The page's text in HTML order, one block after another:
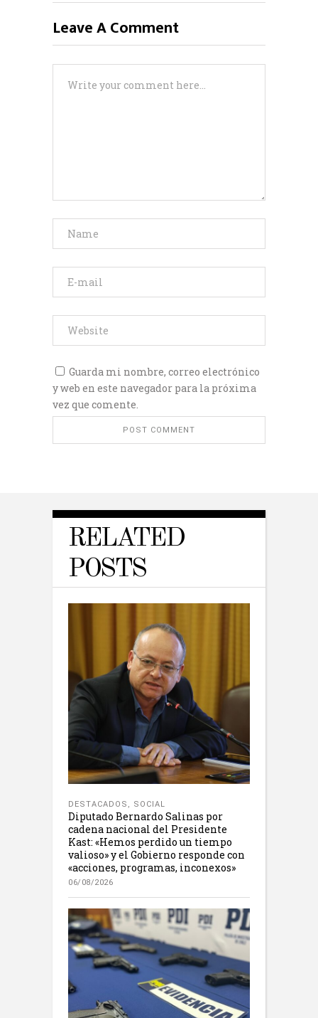
Leave A Comment
Guarda mi nombre, correo electrónico
y web en este navegador para la próxima
vez que comente.
RELATED
POSTS
DESTACADOS , SOCIAL
Diputado Bernardo Salinas por
cadena nacional del Presidente
Kast: «Hemos perdido un tiempo
valioso» y el Gobierno responde con
«acciones, programas, inconexos»
06/08/2026